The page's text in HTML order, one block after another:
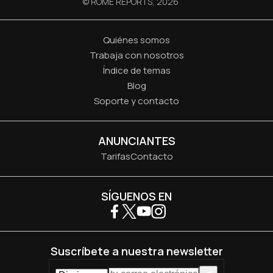
Quiénes somos
Trabaja con nosotros
Índice de temas
Blog
Soporte y contacto
ANUNCIANTES
TarifasContacto
SÍGUENOS EN
Suscríbete a nuestra newsletter